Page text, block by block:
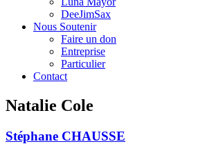
DeeJimSax
Nous Soutenir
Faire un don
Entreprise
Particulier
Contact
Natalie Cole
Stéphane CHAUSSE